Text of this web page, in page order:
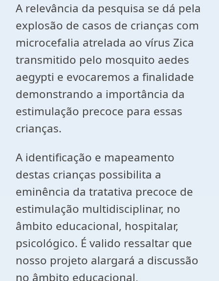
A relevância da pesquisa se dá pela
explosão de casos de crianças com
microcefalia atrelada ao vírus Zica
transmitido pelo mosquito aedes
aegypti e evocaremos a finalidade
demonstrando a importância da
estimulação precoce para essas
crianças.
A identificação e mapeamento
destas crianças possibilita a
eminência da tratativa precoce de
estimulação multidisciplinar, no
âmbito educacional, hospitalar,
psicológico. É valido ressaltar que
nosso projeto alargará a discussão
no âmbito educacional,